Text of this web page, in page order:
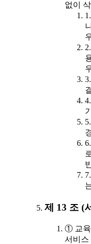
없이
제 13 조 (
① 교육
서비스